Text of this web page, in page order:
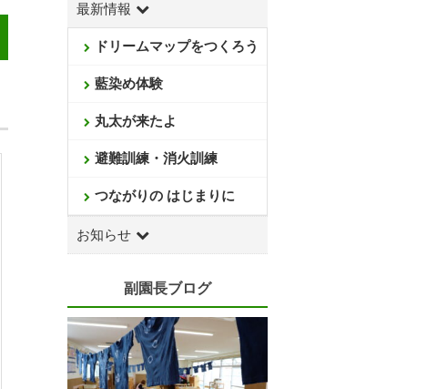
最新情報
ドリームマップをつくろう
藍染め体験
丸太が来たよ
避難訓練・消火訓練
つながりの はじまりに
お知らせ
副園長ブログ